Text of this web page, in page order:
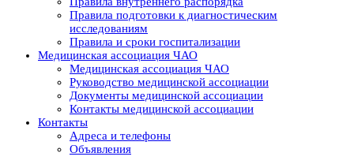
Правила подготовки к диагностическим
исследованиям
Правила и сроки госпитализации
Медицинская ассоциация ЧАО
Медицинская ассоциация ЧАО
Руководство медицинской ассоциации
Документы медицинской ассоциации
Контакты медицинской ассоциации
Контакты
Адреса и телефоны
Объявления